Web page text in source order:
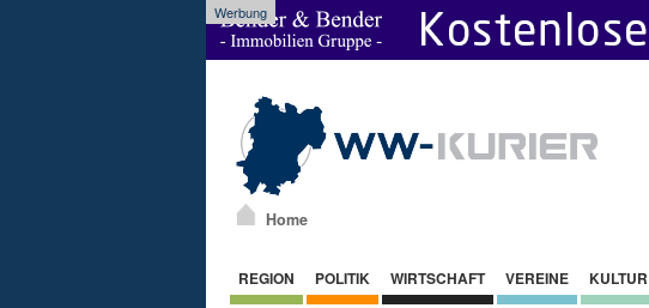
Werbung
Home
REGION POLITIK WIRTSCHAFT VEREINE KULTUR